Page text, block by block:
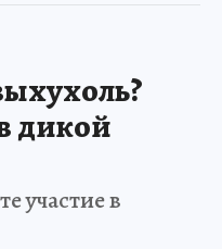
дикой
участие в